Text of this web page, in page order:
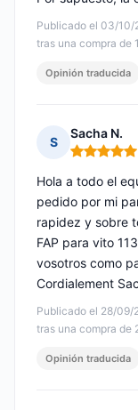
Publicado el 03/10/
tras una compra de
Opinión traducida
S
Sacha N.
Nota: 5 de 5
Publicado el 28/09/
tras una compra de
Hola a todo el
pedido por mi
rapidez y sobre
FAP para vito
vosotros como
Cordialement
Opinión traducida